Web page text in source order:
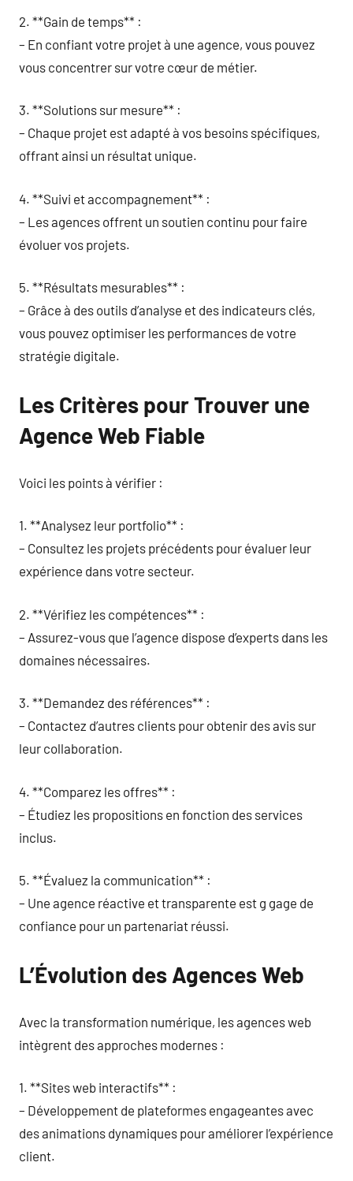
2. **Gain de temps** :
– En confiant votre projet à une agence, vous pouvez
vous concentrer sur votre cœur de métier.
3. **Solutions sur mesure** :
– Chaque projet est adapté à vos besoins spécifiques,
offrant ainsi un résultat unique.
4. **Suivi et accompagnement** :
– Les agences offrent un soutien continu pour faire
évoluer vos projets.
5. **Résultats mesurables** :
– Grâce à des outils d’analyse et des indicateurs clés,
vous pouvez optimiser les performances de votre
stratégie digitale.
Les Critères pour Trouver une
Agence Web Fiable
Voici les points à vérifier :
1. **Analysez leur portfolio** :
– Consultez les projets précédents pour évaluer leur
expérience dans votre secteur.
2. **Vérifiez les compétences** :
– Assurez-vous que l’agence dispose d’experts dans les
domaines nécessaires.
3. **Demandez des références** :
– Contactez d’autres clients pour obtenir des avis sur
leur collaboration.
4. **Comparez les offres** :
– Étudiez les propositions en fonction des services
inclus.
5. **Évaluez la communication** :
– Une agence réactive et transparente est g gage de
confiance pour un partenariat réussi.
L’Évolution des Agences Web
Avec la transformation numérique, les agences web
intègrent des approches modernes :
1. **Sites web interactifs** :
– Développement de plateformes engageantes avec
des animations dynamiques pour améliorer l’expérience
client.